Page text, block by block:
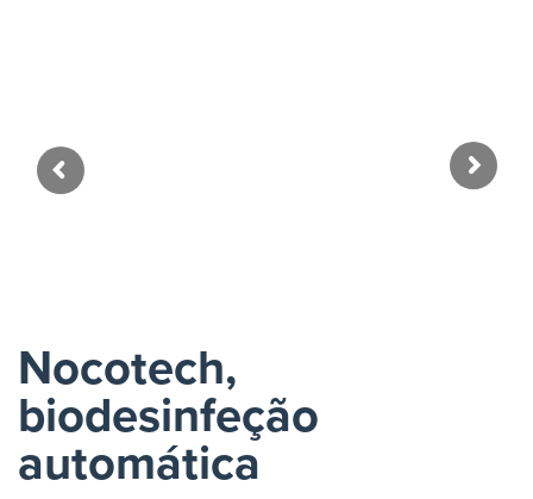
Nocotech,
biodesinfeção
automática